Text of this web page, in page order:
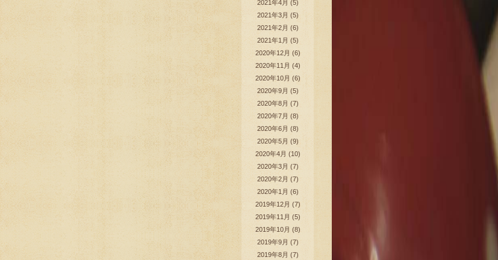
2021年4月 (5)
2021年3月 (5)
2021年2月 (6)
2021年1月 (5)
2020年12月 (6)
2020年11月 (4)
2020年10月 (6)
2020年9月 (5)
2020年8月 (7)
2020年7月 (8)
2020年6月 (8)
2020年5月 (9)
2020年4月 (10)
2020年3月 (7)
2020年2月 (7)
2020年1月 (6)
2019年12月 (7)
2019年11月 (5)
2019年10月 (8)
2019年9月 (7)
2019年8月 (7)